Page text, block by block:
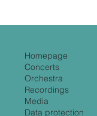
Homepage
Concerts
Orchestra
Recordings
Media
Data protection